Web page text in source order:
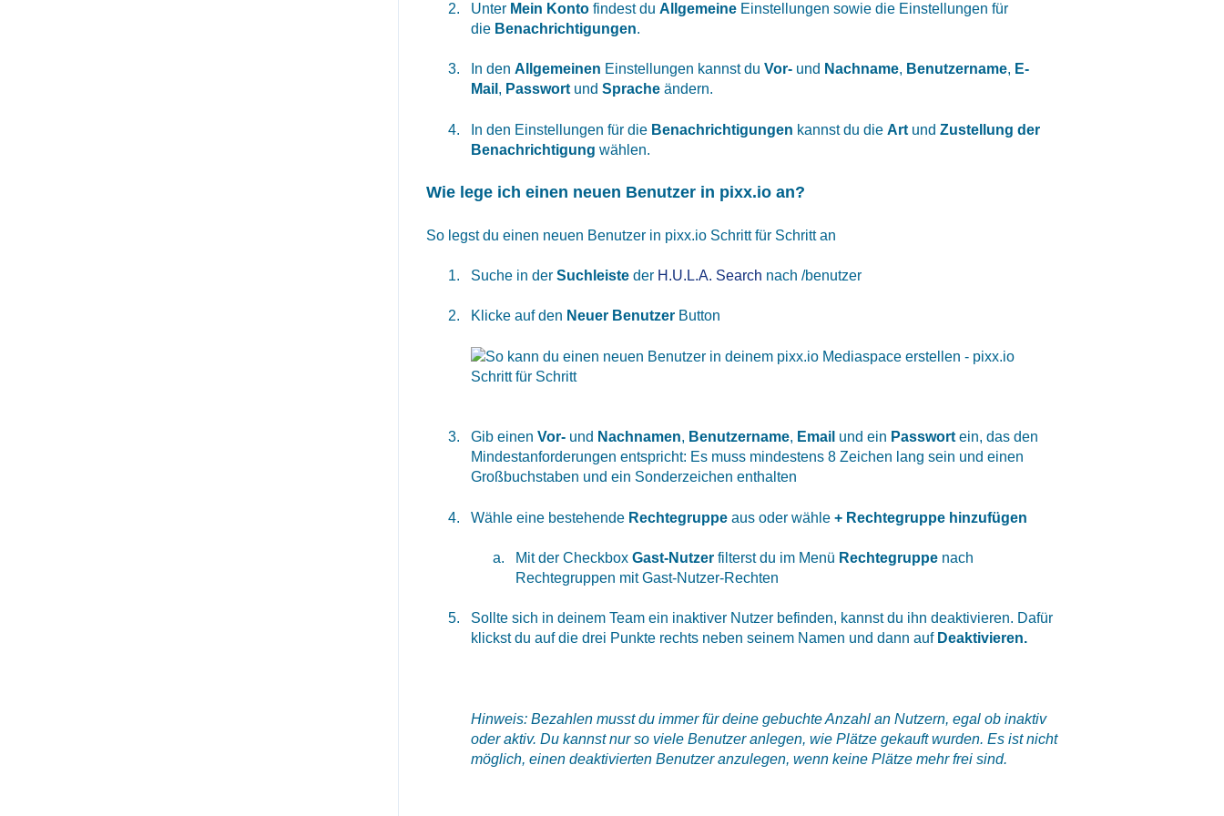
Unter Mein Konto findest du AllgemeineEinstellungen sowie die Einstellungen für
die Benachrichtigungen.
In den Allgemeinen Einstellungen kannst du Vor-und Nachname, Benutzername, E-
Mail , Passwort und Spracheändern.
In den Einstellungen für die Benachrichtigungen kannst du die Art und Zustellung der
Benachrichtigung wählen.
Wie lege ich einen neuen Benutzer in pixx.io an?
So legst du einen neuen Benutzer in pixx.io Schritt für Schritt an
Suche in der Suchleisteder H.U.L.A. Search nach /benutzer
Klicke auf den Neuer Benutzer Button
Gib einen Vor-und Nachnamen, Benutzername, Email und ein Passwortein, das den
Mindestanforderungen entspricht: Es muss mindestens 8 Zeichen lang sein und einen
Großbuchstaben und ein Sonderzeichen enthalten
Wähle eine bestehende Rechtegruppeaus oder wähle + Rechtegruppe hinzufügen
Mit der Checkbox Gast-Nutzerfilterst du im Menü Rechtegruppenach
Rechtegruppen mit Gast-Nutzer-Rechten
Sollte sich in deinem Team ein inaktiver Nutzer befinden, kannst du ihn deaktivieren. Dafür
klickst du auf die drei Punkte rechts neben seinem Namen und dann auf Deaktivieren.
Hinweis: Bezahlen musst du immer für deine gebuchte Anzahl an Nutzern, egal ob inaktiv
oder aktiv. Du kannst nur so viele Benutzer anlegen, wie Plätze gekauft wurden. Es ist nicht
möglich, einen deaktivierten Benutzer anzulegen, wenn keine Plätze mehr frei sind.